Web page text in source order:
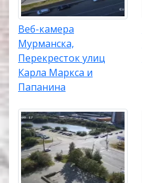
Веб-камера
Мурманска,
Перекресток улиц
Карла Маркса и
Папанина